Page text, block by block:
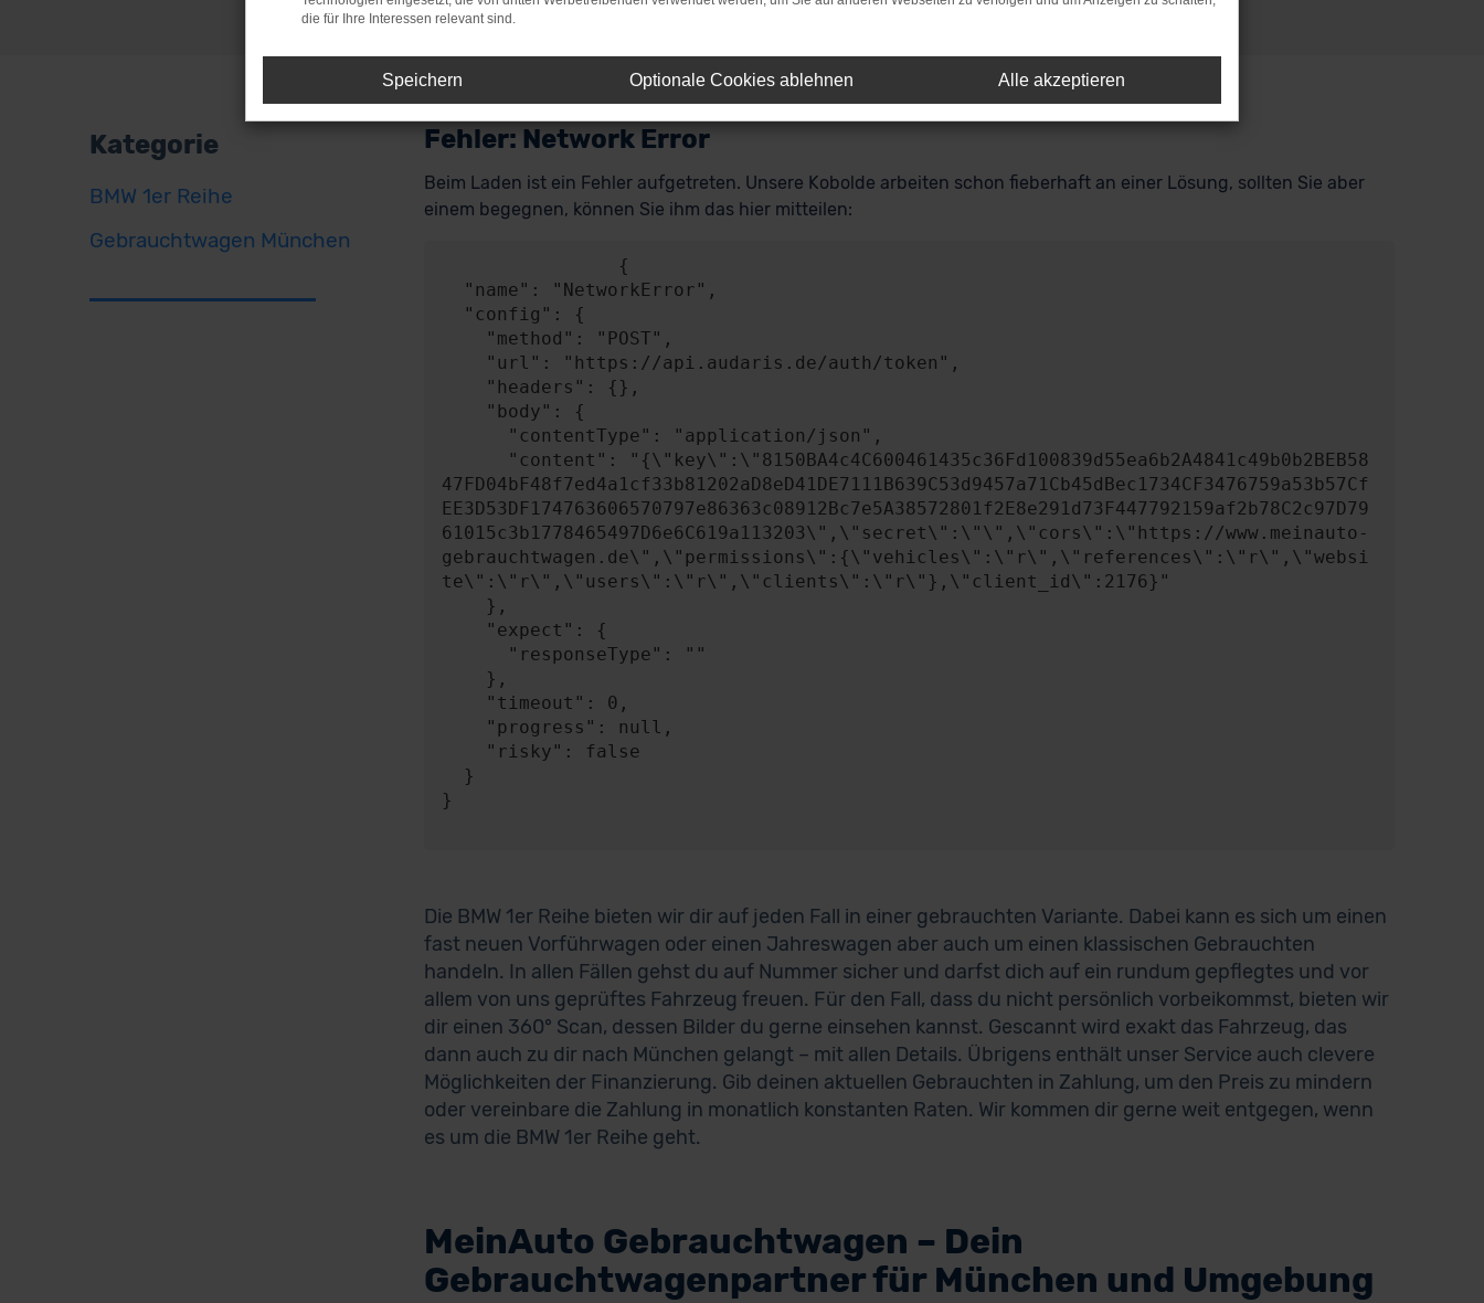
Kategorie
BMW 1er Reihe
Gebrauchtwagen München
Fehler: Network Error
Beim Laden ist ein Fehler aufgetreten. Unsere Kobolde arbeiten schon fieberhaft an einer Lösung, sollten Sie aber
einem begegnen, können Sie ihm das hier mitteilen:
47FD04bF48f7ed4a1cf33b81202aD8eD41DE7111B639C53d9457a71Cb45dBec1734CF3476759a53b57Cf
EE3D53DF174763606570797e86363c08912Bc7e5A38572801f2E8e291d73F447792159af2b78C2c97D79
61015c3b1778465497D6e6C619a113203\",\"secret\":\"\",\"cors\":\"https://www.meinauto-
gebrauchtwagen.de\",\"permissions\":{\"vehicles\":\"r\",\"references\":\"r\",\"websi
te\":\"r\",\"users\":\"r\",\"clients\":\"r\"},\"client_id\":2176}"
}
Die BMW 1er Reihe bieten wir dir auf jeden Fall in einer gebrauchten Variante. Dabei kann es sich um einen
fast neuen Vorführwagen oder einen Jahreswagen aber auch um einen klassischen Gebrauchten
handeln. In allen Fällen gehst du auf Nummer sicher und darfst dich auf ein rundum gepflegtes und vor
allem von uns geprüftes Fahrzeug freuen. Für den Fall, dass du nicht persönlich vorbeikommst, bieten wir
dir einen 360° Scan, dessen Bilder du gerne einsehen kannst. Gescannt wird exakt das Fahrzeug, das
dann auch zu dir nach München gelangt – mit allen Details. Übrigens enthält unser Service auch clevere
Möglichkeiten der Finanzierung. Gib deinen aktuellen Gebrauchten in Zahlung, um den Preis zu mindern
oder vereinbare die Zahlung in monatlich konstanten Raten. Wir kommen dir gerne weit entgegen, wenn
es um die BMW 1er Reihe geht.
MeinAuto Gebrauchtwagen – Dein
Gebrauchtwagenpartner für München und Umgebung
die für Ihre Interessen relevant sind.
Speichern Optionale Cookies ablehnen Alle akzeptieren